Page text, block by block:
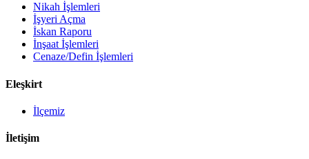
Nikah İşlemleri
İşyeri Açma
İskan Raporu
İnşaat İşlemleri
Cenaze/Defin İşlemleri
Eleşkirt
İlçemiz
İletişim